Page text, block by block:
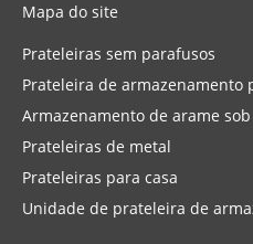
Mapa do site
Prateleiras sem parafusos
Prateleira de armazenamento
Armazenamento de arame
Prateleiras de metal
Prateleiras para casa
Unidade de prateleira de